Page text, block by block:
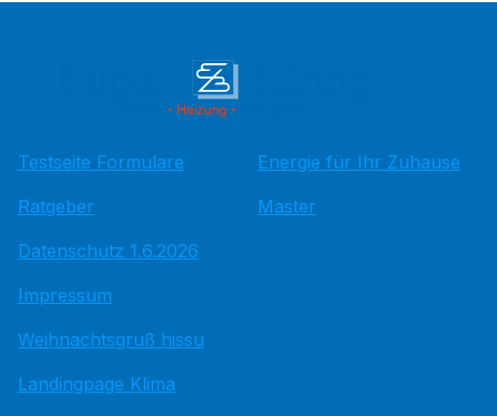
Testseite Formulare
Ratgeber
Datenschutz 1.6.2026
Impressum
Weihnachtsgruß hissu
Landingpage Klima
Energie für Ihr Zuhause
Master